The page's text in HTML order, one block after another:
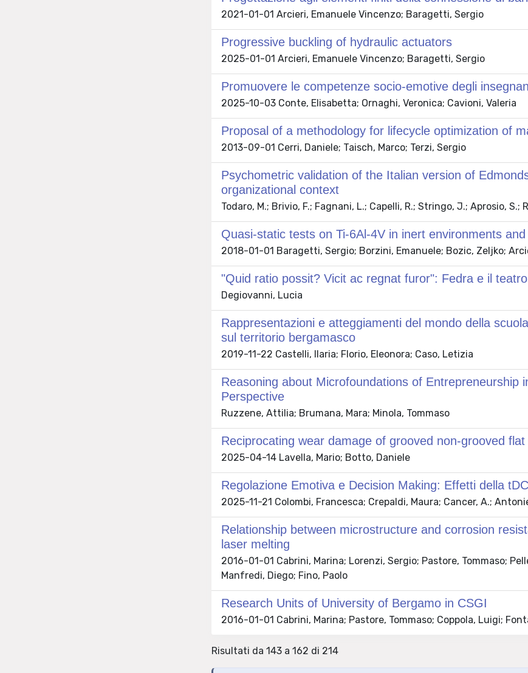
2021-01-01 Arcieri, Emanuele Vincenzo; Baragetti, Sergio
Progressive buckling of hydraulic actuators
2025-01-01 Arcieri, Emanuele Vincenzo; Baragetti, Sergio
Promuovere le competenze socio-emotive degli
2025-10-03 Conte, Elisabetta; Ornaghi, Veronica; Cavioni, Valeria
Proposal of a methodology for lifecycle optimization of
2013-09-01 Cerri, Daniele; Taisch, Marco; Terzi, Sergio
Psychometric validation of the Italian version of
organizational context
Todaro, M.; Brivio, F.; Fagnani, L.; Capelli, R.; Stringo, J.; Aprosio, S.;
Quasi-static tests on Ti-6Al-4V in inert environments
2018-01-01 Baragetti, Sergio; Borzini, Emanuele; Bozic, Zeljko;
"Quid ratio possit? Vicit ac regnat furor": Fedra e il
Degiovanni, Lucia
Rappresentazioni e atteggiamenti del mondo della
sul territorio bergamasco
2019-11-22 Castelli, Ilaria; Florio, Eleonora; Caso, Letizia
Reasoning about Microfoundations of Entrepreneurship
Perspective
Ruzzene, Attilia; Brumana, Mara; Minola, Tommaso
Reciprocating wear damage of grooved non-grooved
2025-04-14 Lavella, Mario; Botto, Daniele
Regolazione Emotiva e Decision Making: Effetti della
2025-11-21 Colombi, Francesca; Crepaldi, Maura; Cancer, A.;
Relationship between microstructure and corrosion
laser melting
2016-01-01 Cabrini, Marina; Lorenzi, Sergio; Pastore, Tommaso;
Manfredi, Diego; Fino, Paolo
Research Units of University of Bergamo in CSGI
2016-01-01 Cabrini, Marina; Pastore, Tommaso; Coppola, Luigi;
Risultati da 143 a 162 di 214